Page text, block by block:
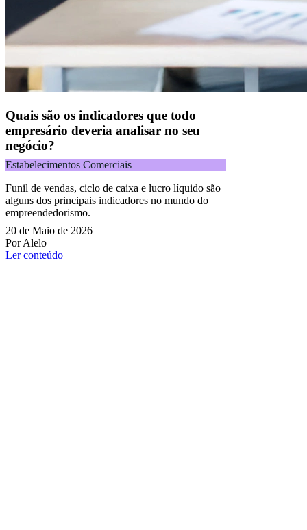
Quais são os indicadores que todo
empresário deveria analisar no seu
negócio?
Estabelecimentos Comerciais
Funil de vendas, ciclo de caixa e lucro líquido são
alguns dos principais indicadores no mundo do
empreendedorismo.
20 de Maio de 2026
Por Alelo
Ler conteúdo